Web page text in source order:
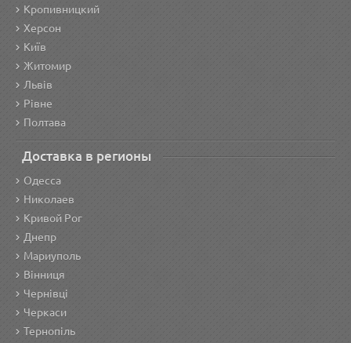
Кропивницкий
Херсон
Київ
Житомир
Львів
Рівне
Полтава
Доставка в регионы
Одесса
Николаев
Кривой Рог
Днепр
Мариуполь
Вінниця
Чернівці
Черкаси
Тернопіль